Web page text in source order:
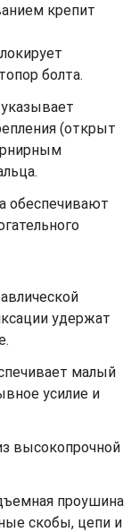
крепит
болта.
(открыт
обеспечивают
удержат
малый
усилие и
высокопрочной
проушина
скобы, цепи и